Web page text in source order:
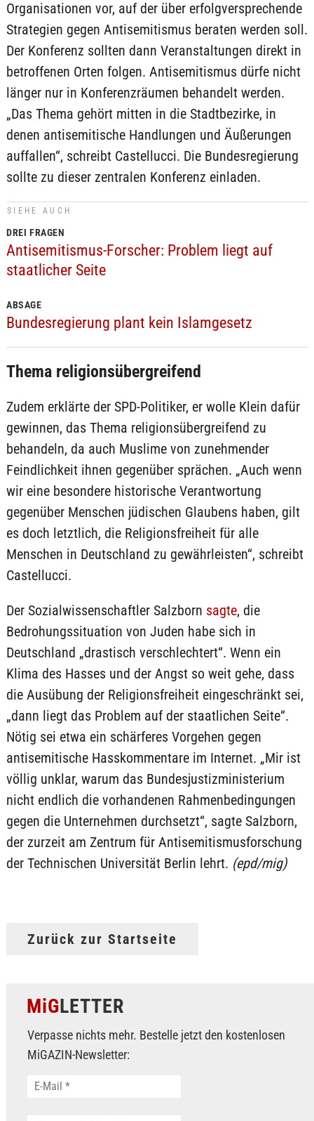
Organisationen vor, auf der über erfolgversprechende
Strategien gegen Antisemitismus beraten werden soll.
Der Konferenz sollten dann Veranstaltungen direkt in
betroffenen Orten folgen. Antisemitismus dürfe nicht
länger nur in Konferenzräumen behandelt werden.
„Das Thema gehört mitten in die Stadtbezirke, in
denen antisemitische Handlungen und Äußerungen
auffallen“, schreibt Castellucci. Die Bundesregierung
sollte zu dieser zentralen Konferenz einladen.
SIEHE AUCH
DREI FRAGEN
Antisemitismus-Forscher: Problem liegt auf
staatlicher Seite
ABSAGE
Bundesregierung plant kein Islamgesetz
Thema religionsübergreifend
Zudem erklärte der SPD-Politiker, er wolle Klein dafür
gewinnen, das Thema religionsübergreifend zu
behandeln, da auch Muslime von zunehmender
Feindlichkeit ihnen gegenüber sprächen. „Auch wenn
wir eine besondere historische Verantwortung
gegenüber Menschen jüdischen Glaubens haben, gilt
es doch letztlich, die Religionsfreiheit für alle
Menschen in Deutschland zu gewährleisten“, schreibt
Castellucci.
Der Sozialwissenschaftler Salzborn sagte, die
Bedrohungssituation von Juden habe sich in
Deutschland „drastisch verschlechtert“. Wenn ein
Klima des Hasses und der Angst so weit gehe, dass
die Ausübung der Religionsfreiheit eingeschränkt sei,
„dann liegt das Problem auf der staatlichen Seite“.
Nötig sei etwa ein schärferes Vorgehen gegen
antisemitische Hasskommentare im Internet. „Mir ist
völlig unklar, warum das Bundesjustizministerium
nicht endlich die vorhandenen Rahmenbedingungen
gegen die Unternehmen durchsetzt“, sagte Salzborn,
der zurzeit am Zentrum für Antisemitismusforschung
der Technischen Universität Berlin lehrt. (epd/mig)
Zurück zur Startseite
MiGLETTER
Verpasse nichts mehr. Bestelle jetzt den kostenlosen
MiGAZIN-Newsletter: